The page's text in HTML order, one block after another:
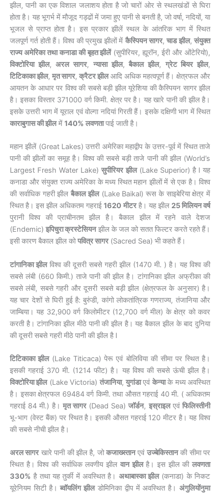
झील, पानी का एक विशाल जलाशय होता है जो चारों ओर से स्थलखंडों से घिरा
होता है। यह भूगर्भ में मौजूद गड्ढों में जमा हुए पानी से बनती है, जो वर्षा, नदियों, या
भूजल से प्राप्त होता है। इस प्रकार झीलें स्थल के आंतरिक भाग में स्थित
जलपूर्ण गर्त होती हैं। विश्व की प्रमुख झीलों में कैस्पियन सागर,चाड झील,संयुक्त
राज्य अमेरिका तथा कनाडा की बृहत झीलें(सुपीरियर, ह्यूरॉन, ईरी और ओंटेरियो),
विक्टोरिया झील,अरल सागर, न्यासा झील,बैकाल झील, ग्रेट बियर झील,
टिटिकाका झील, मृत सागर, क्रैटर झीलआदि अधिक महत्वपूर्ण हैं। क्षेत्रफल और
आयतन के आधार पर विश्व की सबसे बड़ी झील यूरेशिया की कैस्पियन सागर झील
है। इसका विस्तार 371000 वर्ग किमी. क्षेत्र पर है। यह खारे पानी की झील है।
इसके उत्तरी भाग में यूराल एवं वोल्गा नदियां गिरती हैं। इसके दक्षिणी भाग में स्थित
काराबुगास की झीलमें 140% लवणतापाई जाती है।
महान झीलें (Great Lakes) उत्तरी अमेरिका महाद्वीप के उत्तर-पूर्व में स्थित ताजे
पानी की झीलों का समूह है। विश्व की सबसे बड़ी ताजे पानी की झील (World’s
Largest Fresh Water Lake)सुपीरियर झील(Lake Superior) है I यह
कनाडा और संयुक्त राज्य अमेरिका के मध्य स्थित महान झीलों में से एक है। विश्व
की सर्वाधिक गहरी झील बैकाल झील(Lake Baikal) रूस के साइबेरिया क्षेत्र में
स्थित है। इस झील अधिकतम गहराई1620 मीटरहै। यह झील 25मिलियन वर्ष
पुरानी विश्व की प्राचीनतम झील है। बैकाल झील में रहने वाले देशज
(Endemic) इपिचुरा क्रस्टेसियनझील के जल को सतत फिल्टर करते रहते हैं।
इसी कारण बैकाल झील कोपवित्र सागर(Sacred Sea) भी कहते हैं।
टांगानिका झीलविश्व की दूसरी सबसे गहरी झील (1470 मी. ) है। यह विश्व की
सबसे लंबी (660 किमी.) ताजे पानी की झील है। टांगानिका झील अफ्रीका की
सबसे लंबी, सबसे गहरी और दूसरी सबसे बड़ी झील (क्षेत्रफल के अनुसार) है।
यह चार देशों से घिरी हुई है: बुरुंडी, कांगो लोकतांत्रिक गणराज्य, तंजानिया और
जाम्बिया। यह 32,900 वर्ग किलोमीटर (12,700 वर्ग मील) के क्षेत्र को कवर
करती है। टांगानिका झील मीठे पानी की झील है। यह बैकाल झील के बाद दुनिया
की दूसरी सबसे गहरी मीठे पानी की झील है I
टिटिकाका झील(Lake Titicaca) पेरू एवं बोलिविया की सीमा पर स्थित है।
इसकी गहराई 370 मी. (1214 फीट) है। यह विश्व की सबसे ऊंची झील है।
विक्टोरिया झील(Lake Victoria) तंजानिया,युगांडाएवं केन्याके मध्य अवस्थित
है। इसका क्षेत्रफल 69484 वर्ग किमी. तथा औसत गहराई 40 मी. ( अधिकतम
गहराई 84 मी.) है। मृत सागर(Dead Sea)जॉर्डन, इस्राइलएवंफिलिस्तीनी
भू-भाग (वेस्ट बैंक) पर स्थित है। इसकी औसत गहराई 120 मीटर है। यह विश्व
की सबसे नीची झील है।
अरल सागरखारे पानी की झील है, जोकजाख्स्तानएवं उज्बेकिस्तानकी सीमा पर
स्थित है। विश्व की सर्वाधिक लवणीय झील वान झीलहै। इस झील कीलवणता
330% है तथा यह तुर्की में अवस्थित है। अथाबास्का झील(कनाडा) के निकट
यूरेनियम सिटी है।ब्वॉयलिंग झीलडोमिनिका द्वीप में अवस्थित है।अंगुलियोंनुमा